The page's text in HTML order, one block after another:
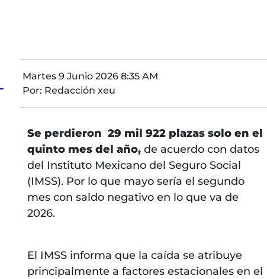
Martes 9 Junio 2026 8:35 AM
Por: Redacción xeu
Se perdieron 29 mil 922 plazas solo en el
quinto mes del año,de acuerdo con datos
del Instituto Mexicano del Seguro Social
(IMSS). Por lo que mayo sería el segundo
mes con saldo negativo en lo que va de
2026.
El IMSS informa que la caída se atribuye
principalmente a factores estacionales en el